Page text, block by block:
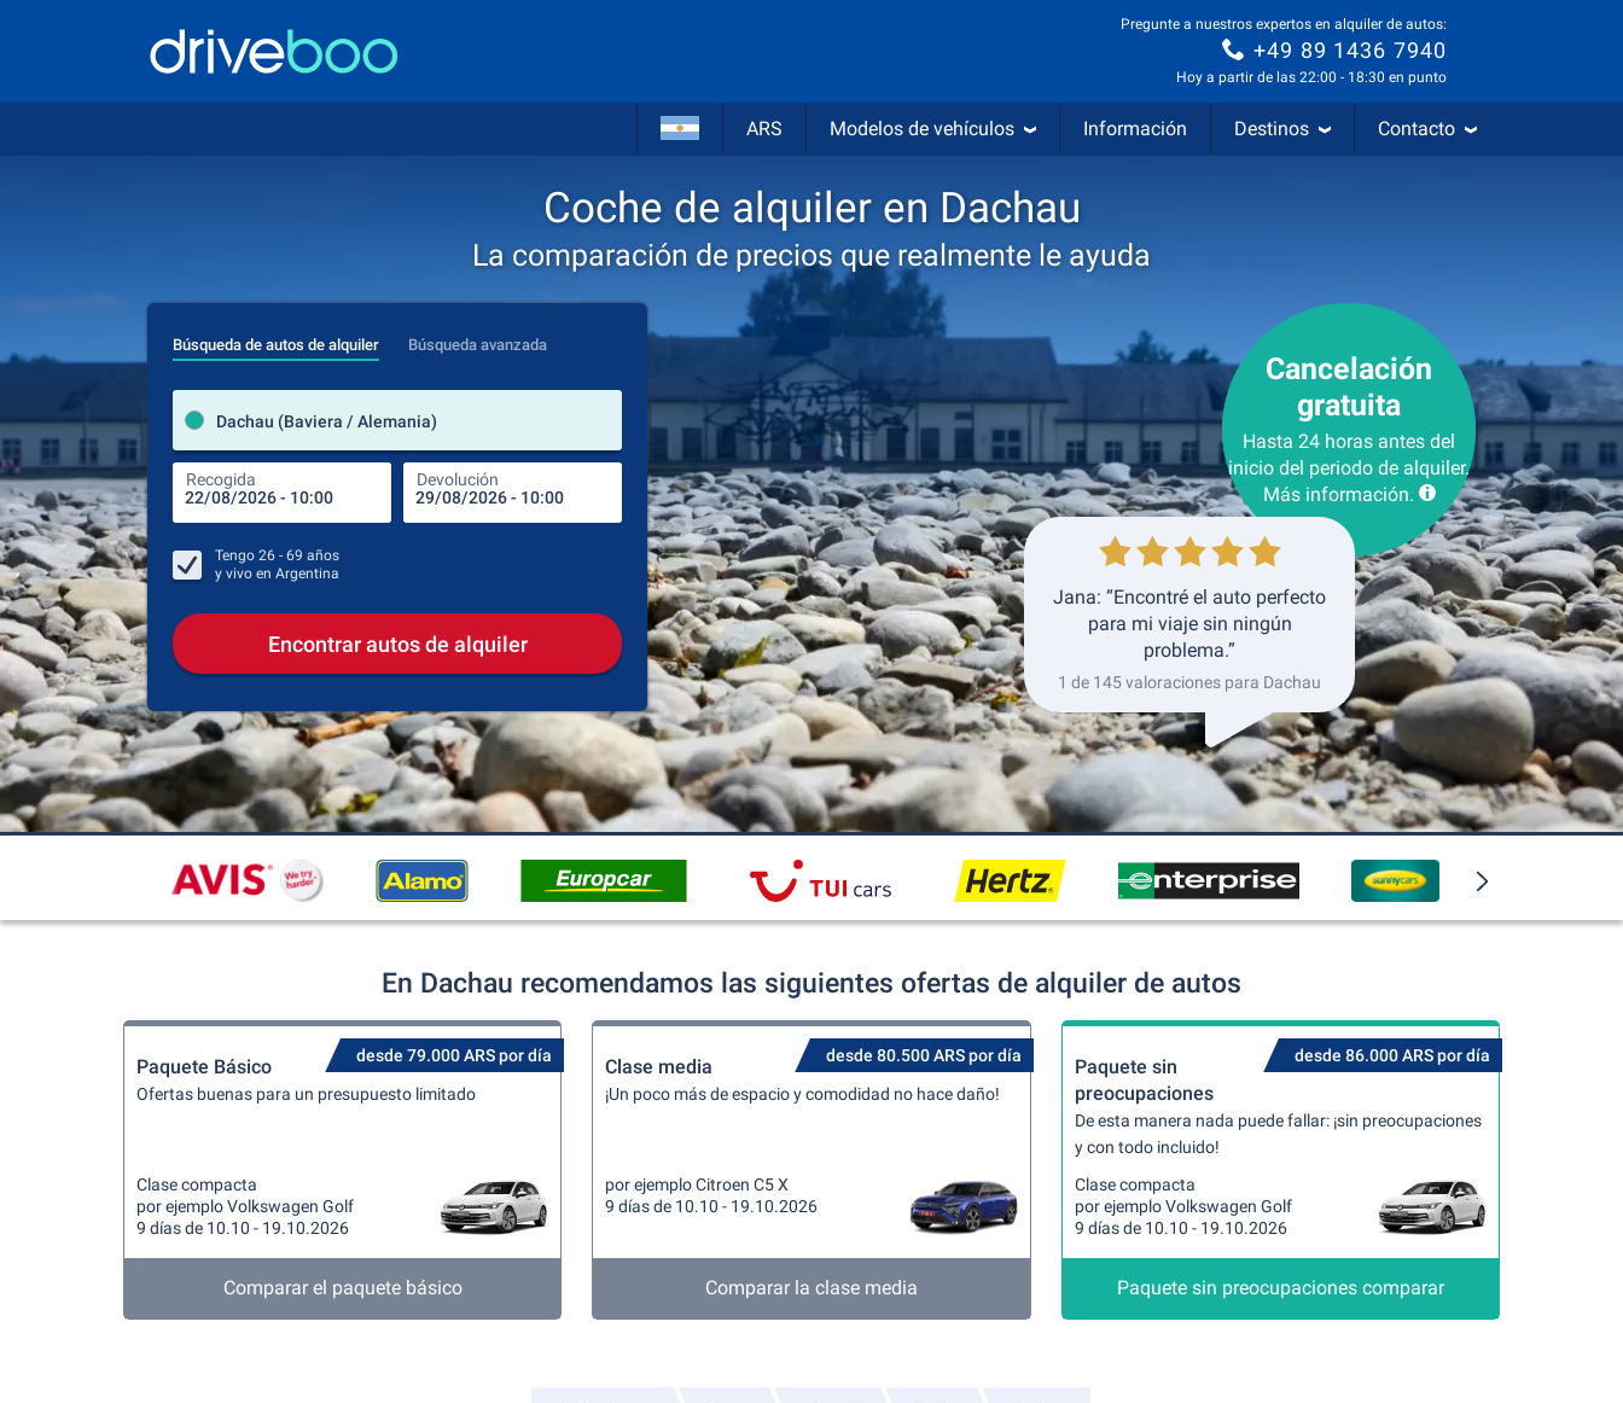
Pregunte a nuestros expertos en alquiler de autos:
+49 89 1436 7940
Hoy a partir de las 22:00 - 18:30 en punto
ARS Modelos de vehículos Información Destinos Contacto
Coche de alquiler en Dachau
La comparación de precios que realmente le ayuda
Búsqueda de autos de alquiler Búsqueda avanzada
Dachau (Baviera / Alemania)
Recogida Devolución
lugar de alquiler
Lugar de devolución
Recogida Devolución
Tengo 26 - 69 años
y vivo en Argentina
Encontrar autos de alquiler
Cancelación
gratuita
Hasta 24 horas antes del
inicio del periodo de alquiler.
Más información.
Jana: “Encontré el auto perfecto
para mi viaje sin ningún
problema.”
1 de 145 valoraciones para Dachau
En Dachau recomendamos las siguientes ofertas de alquiler de autos
desde 79.000 ARS por día
Paquete Básico
Ofertas buenas para un presupuesto limitado
Clase compacta
por ejemplo Volkswagen Golf
9 días de 10.10 - 19.10.2026
Comparar el paquete básico
desde 80.500 ARS por día
Clase media
¡Un poco más de espacio y comodidad no hace daño!
por ejemplo Citroen C5 X
9 días de 10.10 - 19.10.2026
Comparar la clase media
desde 86.000 ARS por día
Paquete sin
preocupaciones
De esta manera nada puede fallar: ¡sin preocupaciones
y con todo incluido!
Clase compacta
por ejemplo Volkswagen Golf
9 días de 10.10 - 19.10.2026
Paquete sin preocupaciones comparar